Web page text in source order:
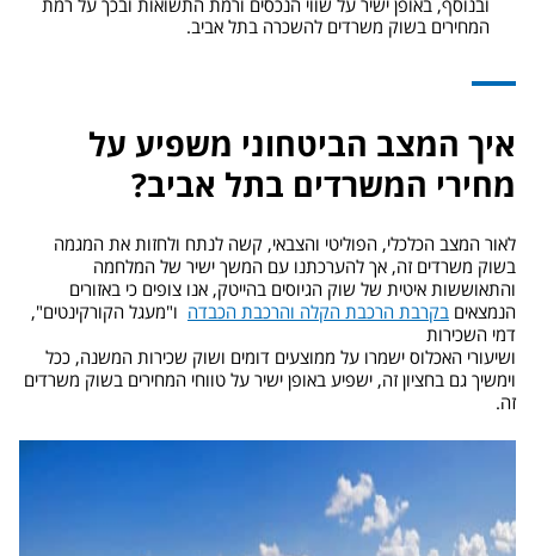
ובנוסף, באופן ישיר על שווי הנכסים ורמת התשואות ובכך על רמת
המחירים בשוק משרדים להשכרה בתל אביב.
איך המצב הביטחוני משפיע על
מחירי המשרדים בתל אביב?
לאור המצב הכלכלי, הפוליטי והצבאי, קשה לנתח ולחזות את המגמה
בשוק משרדים זה, אך להערכתנו עם המשך ישיר של המלחמה
והתאוששות איטית של שוק הגיוסים בהייטק, אנו צופים כי באזורים
הנמצאים בקרבת הרכבת הקלה והרכבת הכבדה ו"מעגל הקורקינטים",
דמי השכירות
ושיעורי האכלוס ישמרו על ממוצעים דומים ושוק שכירות המשנה, ככל
וימשיך גם בחציון זה, ישפיע באופן ישיר על טווחי המחירים בשוק משרדים
זה.